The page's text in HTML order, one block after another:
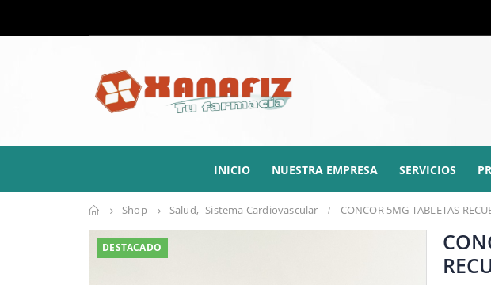
INICIO NUESTRA EMPRESA SERVICIOS
Shop Salud, Sistema Cardiovascular CONCOR 5MG TABLETAS
DESTACADO